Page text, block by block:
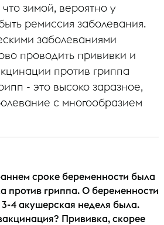
зимой, вероятно у
ремиссия заболевания.
заболеваниями
проводить прививки и
против гриппа
- это высоко заразное,
с многообразием
сроке беременности была
против гриппа. О беременности
4 акушерская неделя была.
Прививка, скорее